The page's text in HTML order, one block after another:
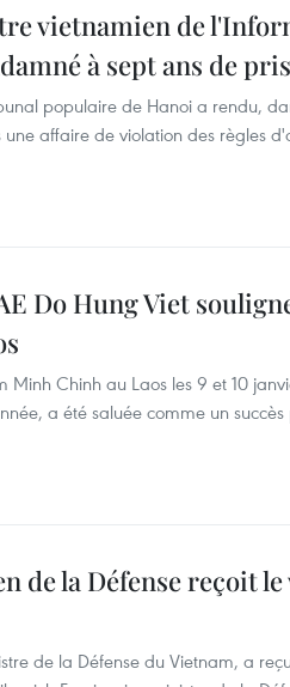
vietnamien de
à sept ans de
populaire de Hanoi a rendu,
une affaire de violation des règles
Do Hung Viet
Minh Chinh au Laos les 9 et 10
a été saluée comme un
de la Défense reçoit
de la Défense du Vietnam, a